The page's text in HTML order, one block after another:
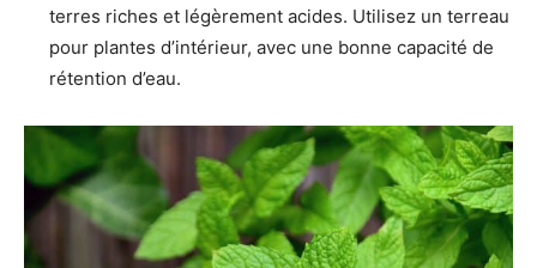
terres riches et légèrement acides. Utilisez un terreau
pour plantes d’intérieur, avec une bonne capacité de
rétention d’eau.